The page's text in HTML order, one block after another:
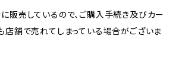
販売しているので、ご購入手続き及びカー
店舗で売れてしまっている場合がございま